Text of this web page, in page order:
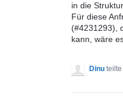
in die
Für diese
(#4231293),
kann, wäre
Dinu